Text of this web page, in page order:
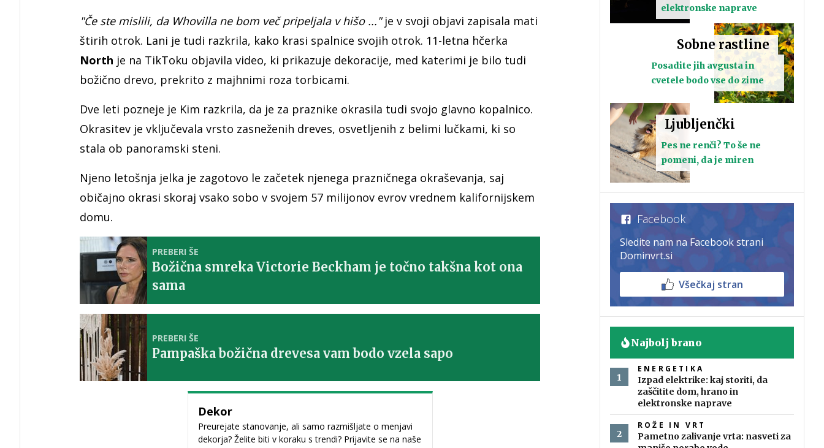
"Če ste mislili, da Whovilla ne bom več pripeljala v hišo ..." je v svoji objavi zapisala mati
štirih otrok. Lani je tudi razkrila, kako krasi spalnice svojih otrok. 11-letna hčerka
North je na TikToku objavila video, ki prikazuje dekoracije, med katerimi je bilo tudi
božično drevo, prekrito z majhnimi roza torbicami.
Dve leti pozneje je Kim razkrila, da je za praznike okrasila tudi svojo glavno kopalnico.
Okrasitev je vključevala vrsto zasneženih dreves, osvetljenih z belimi lučkami, ki so
stala ob panoramski steni.
Njeno letošnja jelka je zagotovo le začetek njenega prazničnega okraševanja, saj
običajno okrasi skoraj vsako sobo v svojem 57 milijonov evrov vrednem kalifornijskem
domu.
PREBERI ŠE
Božična smreka Victorie Beckham je točno takšna kot ona
sama
PREBERI ŠE
Pampaška božična drevesa vam bodo vzela sapo
Dekor
Preurejate stanovanje, ali samo razmišljate o menjavi
dekorja? Želite biti v koraku s trendi? Prijavite se na naše
elektronske naprave
Sobne rastline
Posadite jih avgusta in
cvetele bodo vse do zime
Ljubljenčki
Pes ne renči? To še ne
pomeni, da je miren
Facebook
Sledite nam na Facebook strani
Dominvrt.si
Všečkaj stran
Najbolj brano
ENERGETIKA
Izpad elektrike: kaj storiti, da
zaščitite dom, hrano in
elektronske naprave
ROŽE IN VRT
Pametno zalivanje vrta: nasveti za